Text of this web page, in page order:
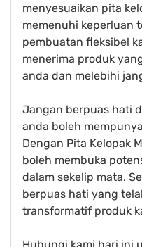
menyesuaikan pita
memenuhi keperluan
pembuatan fleksibel
menerima produk
anda dan melebihi
Jangan berpuas hati
anda boleh
Dengan Pita Kelopak
boleh membuka
dalam sekelip mata.
berpuas hati yang
transformatif produk